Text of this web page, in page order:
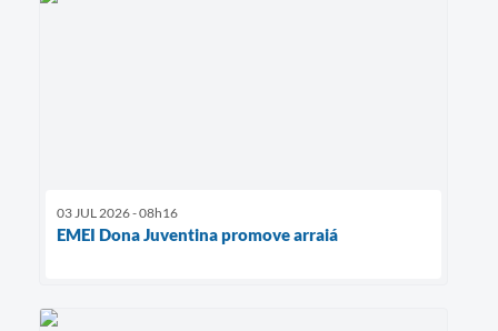
03 JUL 2026 - 08h16
EMEI Dona Juventina promove arraiá